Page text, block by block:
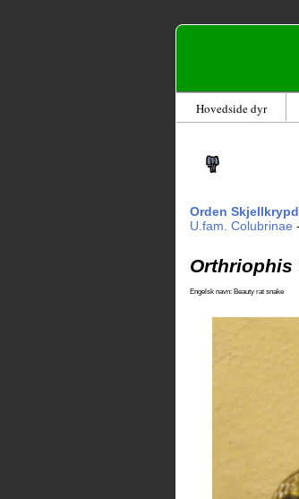
Hovedside dyr
Orden
U.fam. Colubrinae
Orthriophis
Engelsk navn: Beauty rat snake